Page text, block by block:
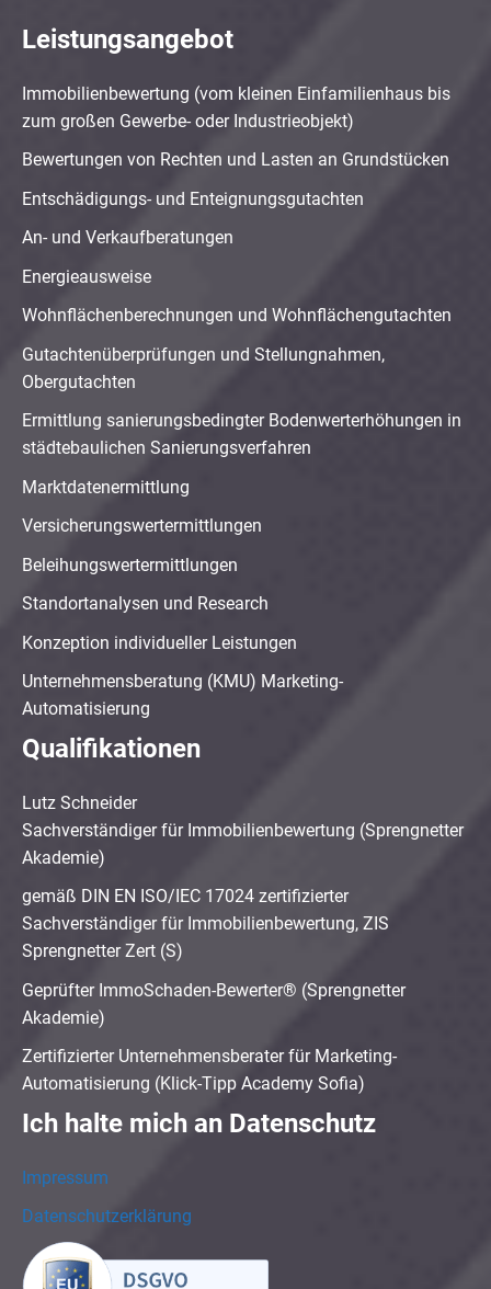
Leistungsangebot
Immobilienbewertung (vom kleinen Einfamilienhaus bis
zum großen Gewerbe- oder Industrieobjekt)
Bewertungen von Rechten und Lasten an Grundstücken
Entschädigungs- und Enteignungsgutachten
An- und Verkaufberatungen
Energieausweise
Wohnflächenberechnungen und Wohnflächengutachten
Gutachtenüberprüfungen und Stellungnahmen,
Obergutachten
Ermittlung sanierungsbedingter Bodenwerterhöhungen in
städtebaulichen Sanierungsverfahren
Marktdatenermittlung
Versicherungswertermittlungen
Beleihungswertermittlungen
Standortanalysen und Research
Konzeption individueller Leistungen
Unternehmensberatung (KMU) Marketing-
Automatisierung
Qualifikationen
Lutz Schneider
Sachverständiger für Immobilienbewertung (Sprengnetter
Akademie)
gemäß DIN EN ISO/IEC 17024 zertifizierter
Sachverständiger für Immobilienbewertung, ZIS
Sprengnetter Zert (S)
Geprüfter ImmoSchaden-Bewerter® (Sprengnetter
Akademie)
Zertifizierter Unternehmensberater für Marketing-
Automatisierung (Klick-Tipp Academy Sofia)
Ich halte mich an Datenschutz
Impressum
Datenschutzerklärung